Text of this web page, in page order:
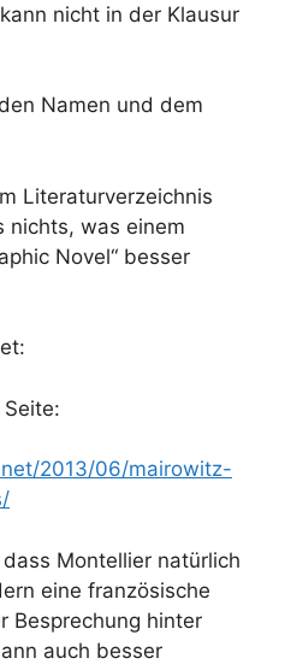
nicht in der Klausur
Namen und dem
Literaturverzeichnis
nichts, was einem
Novel“ besser
2013/06/mairowitz-
Montellier natürlich
eine französische
Besprechung hinter
auch besser